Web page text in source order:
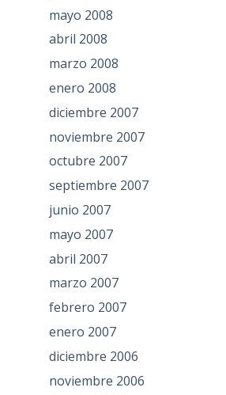
mayo 2008
abril 2008
marzo 2008
enero 2008
diciembre 2007
noviembre 2007
octubre 2007
septiembre 2007
junio 2007
mayo 2007
abril 2007
marzo 2007
febrero 2007
enero 2007
diciembre 2006
noviembre 2006